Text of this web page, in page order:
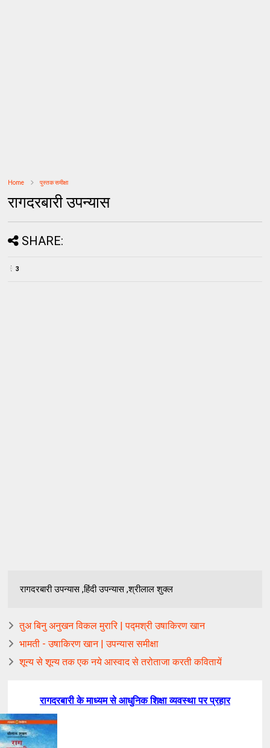
Home पुस्तक समीक्षा
रागदरबारी उपन्यास
SHARE:
3
रागदरबारी उपन्यास ,हिंदी उपन्यास ,श्रीलाल शुक्ल
तुअ बिनु अनुखन विकल मुरारि | पद्मश्री उषाकिरण खान
भामती - उषाकिरण खान | उपन्यास समीक्षा
शून्य से शून्य तक एक नये आस्वाद से तरोताजा करती कवितायें
रागदरबारी के माध्यम से आधुनिक शिक्षा व्यवस्था पर प्रहार